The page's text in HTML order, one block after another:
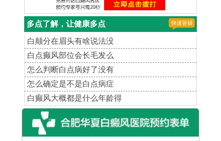
多点了解，让健康多点
白颠分在眉头有啥说法没
白点癫风部位会长毛发么
怎么判断白点病好了没有
怎么确定是不是白点病症
白癫风大概都是什么年龄得